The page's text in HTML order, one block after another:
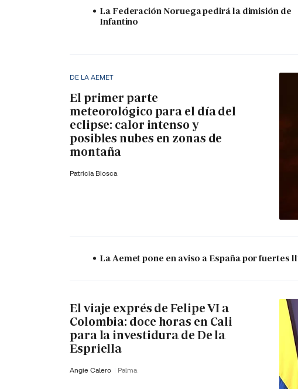
La Federación Noruega pedirá la dimisión de
Infantino
DE LA AEMET
El primer parte
meteorológico para el día del
eclipse: calor intenso y
posibles nubes en zonas de
montaña
Patricia Biosca
La Aemet pone en aviso a España por fuertes
El viaje exprés de Felipe VI a
Colombia: doce horas en Cali
para la investidura de De la
Espriella
Angie Calero Palma